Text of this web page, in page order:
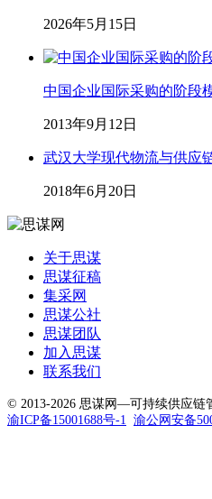
2026年5月15日
中国企业国际采购的阶段
2013年9月12日
武汉大学现代物流与供应
2018年6月20日
关于思谋
思谋征稿
集采网
思谋公社
思谋团队
加入思谋
联系我们
© 2013-2026 思谋网—可持续供应链
渝ICP备15001688号-1
渝公网安备